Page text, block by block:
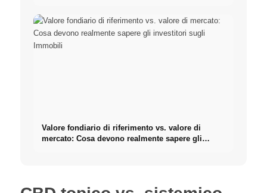
Valore fondiario di riferimento vs. valore di
mercato: Cosa devono realmente sapere gli